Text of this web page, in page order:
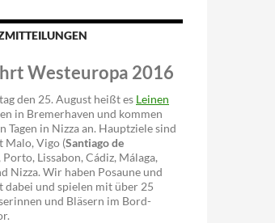
Westeuropa 2016
den 25. August heißt es Leinen
in Bremerhaven und kommen
Tagen in Nizza an. Hauptziele sind
Malo, Vigo (Santiago de
Porto, Lissabon, Cádiz, Málaga,
Nizza. Wir haben Posaune und
dabei und spielen mit über 25
und Bläsern im Bord-